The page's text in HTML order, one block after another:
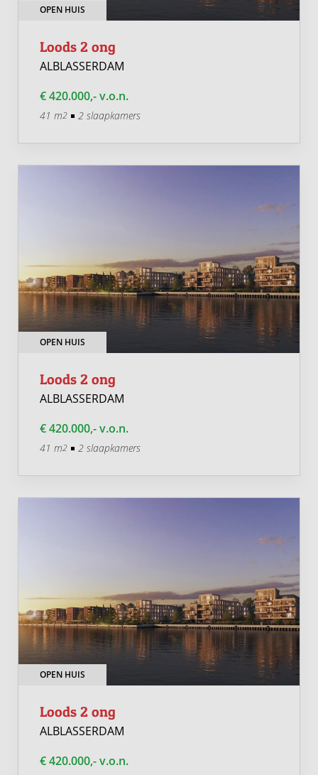
OPEN HUIS
Loods 2 ong
ALBLASSERDAM
€ 420.000,- v.o.n.
41 m2 2 slaapkamers
OPEN HUIS
Loods 2 ong
ALBLASSERDAM
€ 420.000,- v.o.n.
41 m2 2 slaapkamers
OPEN HUIS
Loods 2 ong
ALBLASSERDAM
€ 420.000,- v.o.n.